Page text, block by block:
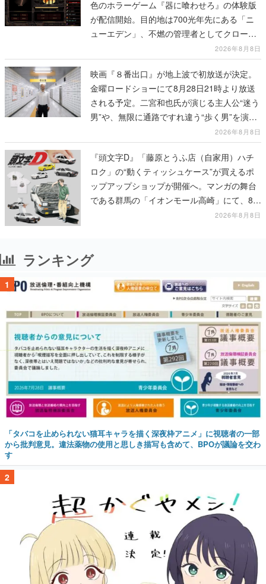
色のホラーゲーム『器に喰わせろ』の体験版
が配信開始。目的地は700光年先にある「ニ
ューエデン」、不燃の管理者としてクローン
人間を増やし、加工して神に捧げる2026年8月8日
映画『８番出口』が地上波で初放送が決定。
金曜ロードショーにて8月28日21時より放送
される予定。二宮和也氏が演じる主人公“迷う
男”や、無限に通路ですれ違う“歩く男”を演じ
2026年8月8日
『頭文字D』「藤原とうふ店（自家用）ハチ
ロク」の“動くティッシュケース”が買えるポ
ップアップショップが開催へ。マンガの舞台
である群馬の「イオンモール高崎」にて、8月
11日から8月20日までの期間限定で開催予定
2026年8月8日
ランキング
1
「タバコを止められない猫耳キャラを描く深夜枠アニメ」に視聴者の一部
から批判意見。違法薬物の使用と思しき描写も含めて、BPOが議論を交わ
す
2